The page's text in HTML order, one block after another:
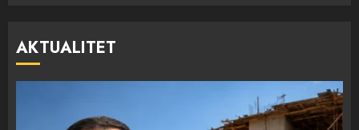
AKTUALITET